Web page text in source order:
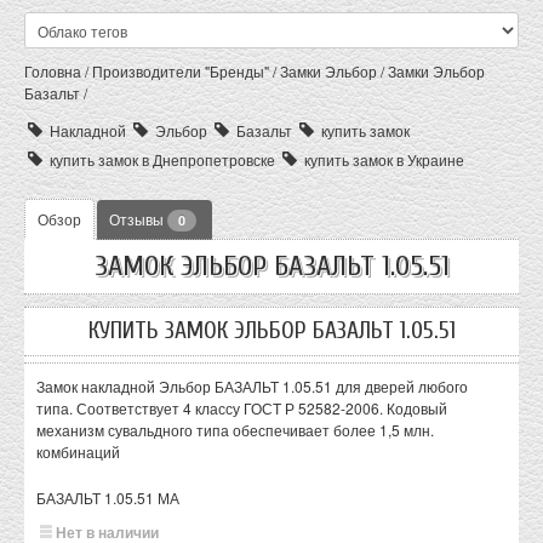
Головна/Производители "Бренды"/Замки Эльбор/Замки Эльбор
Базальт/
Накладной
Эльбор Базальт
купить замок
купить замок в Днепропетровске
купить замок в Украине
Обзор Отзывы 0
ЗАМОК ЭЛЬБОР БАЗАЛЬТ 1.05.51
КУПИТЬ ЗАМОК ЭЛЬБОР БАЗАЛЬТ 1.05.51
Замок накладной Эльбор БАЗАЛЬТ 1.05.51 для дверей любого
типа. Соответствует 4 классу ГОСТ Р 52582-2006. Кодовый
механизм сувальдного типа обеспечивает более 1,5 млн.
комбинаций
БАЗАЛЬТ 1.05.51 МА
Нет в наличии